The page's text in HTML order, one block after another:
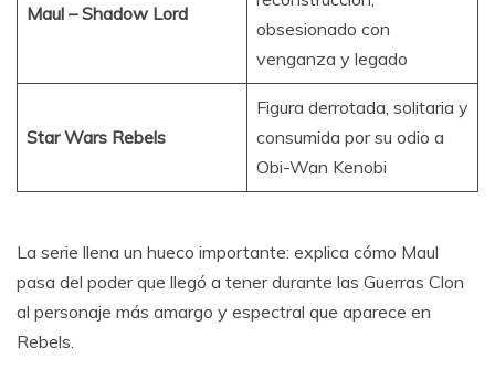
Maul – Shadow Lord
obsesionado con
venganza y legado
Star Wars Rebels
Figura derrotada, solitaria y
consumida por su odio a
Obi-Wan Kenobi
La serie llena un hueco importante: explica cómo Maul
pasa del poder que llegó a tener durante las Guerras Clon
al personaje más amargo y espectral que aparece en
Rebels.